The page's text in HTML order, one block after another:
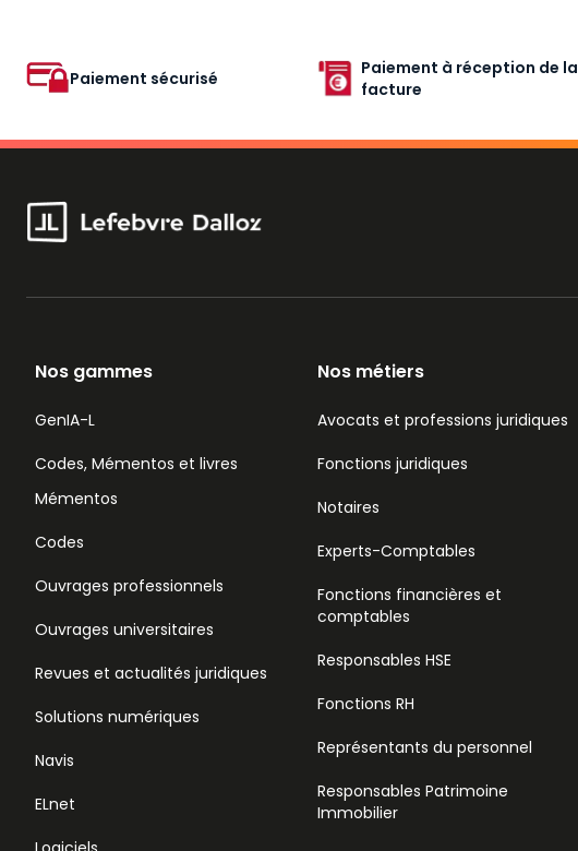
Paiement sécurisé
Paiement à réception de la
facture
Nos gammes
GenIA-L
Codes, Mémentos et livres
Mémentos
Codes
Ouvrages professionnels
Ouvrages universitaires
Revues et actualités juridiques
Solutions numériques
Navis
ELnet
Nos métiers
Avocats et professions juridiques
Fonctions juridiques
Notaires
Experts-Comptables
Fonctions financières et
comptables
Responsables HSE
Fonctions RH
Représentants du personnel
Responsables Patrimoine
Immobilier